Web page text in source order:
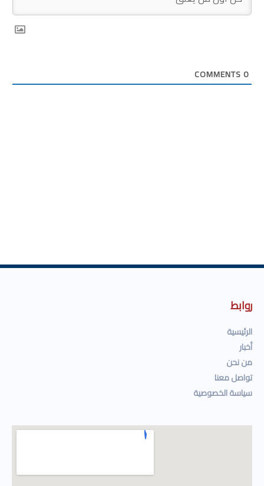
0
روابط
الرئيسية
أخبار
من نحن
تواصل معنا
سياسة الخصوصية